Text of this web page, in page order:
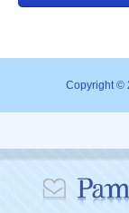
Copyright ©